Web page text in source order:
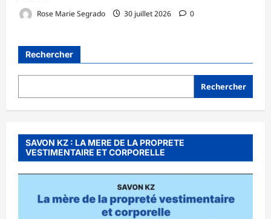
Rose Marie Segrado 30 juillet 2026 0
Rechercher
Rechercher
SAVON KZ : LA MERE DE LA PROPRETE
VESTIMENTAIRE ET CORPORELLE